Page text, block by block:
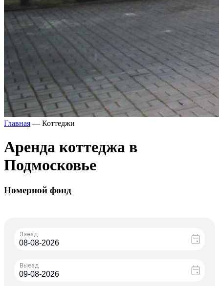
Главная — Коттеджи
Аренда коттеджа в
Подмосковье
Номерной фонд